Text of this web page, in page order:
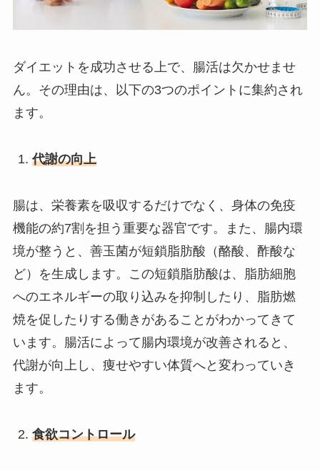
ダイエットを成功させる上で、腸活は欠かせませ
ん。その理由は、以下の3つのポイントに集約され
ます。
代謝の向上
腸は、栄養素を吸収するだけでなく、身体の免疫
機能の約7割を担う重要な器官です。また、腸内環
境が整うと、善玉菌が短鎖脂肪酸（酪酸、酢酸な
ど）を生成します。この短鎖脂肪酸は、脂肪細胞
へのエネルギーの取り込みを抑制したり、脂肪燃
焼を促したりする働きがあることがわかってきて
います。腸活によって腸内環境が改善されると、
代謝が向上し、痩せやすい体質へと変わっていき
ます。
食欲コントロール